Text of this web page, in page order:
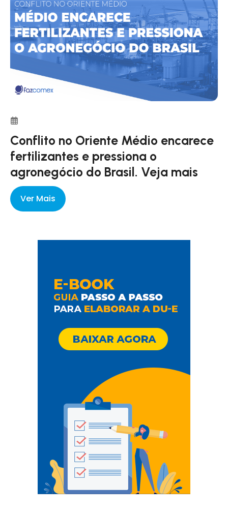
Conflito no Oriente Médio encarece
fertilizantes e pressiona o
agronegócio do Brasil. Veja mais
Ver Mais